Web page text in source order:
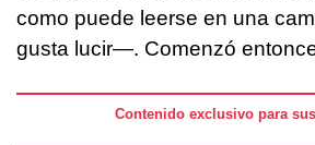
como puede leerse en una
gusta lucir—. Comenzó
Contenido exclusivo para